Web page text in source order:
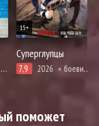
15+
Суперглупцы
7,9 2026 боевики, комедия, приключения, фэнтези
поможет